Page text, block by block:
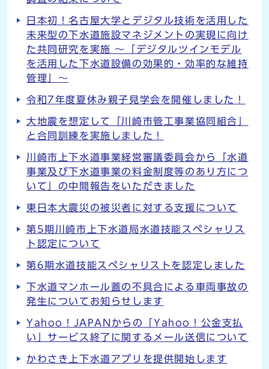
日本初！名古屋大学とデジタル技術を活用した
未来型の下水道施設マネジメントの実現に向け
た共同研究を実施 ～「デジタルツインモデル
を活用した下水道設備の効果的・効率的な維持
管理」～
令和7年度夏休み親子見学会を開催しました！
大地震を想定して「川崎市管工事業協同組合」
と合同訓練を実施しました！
川崎市上下水道事業経営審議委員会から「水道
事業及び下水道事業の料金制度等のあり方につ
いて」の中間報告をいただきました
東日本大震災の被災者に対する支援について
第5期川崎市上下水道局水道技能スペシャリス
ト認定について
第6期水道技能スペシャリストを認定しました
下水道マンホール蓋の不具合による車両事故の
発生についてお知らせします
Yahoo！JAPANからの「Yahoo！公金支払
い」サービス終了に関するメール送信について
かわさき上下水道アプリを提供開始します